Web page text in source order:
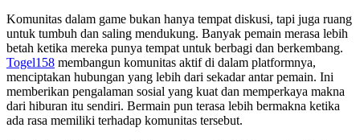
Komunitas dalam game bukan hanya tempat diskusi, tapi juga ruang
untuk tumbuh dan saling mendukung. Banyak pemain merasa lebih
betah ketika mereka punya tempat untuk berbagi dan berkembang.
Togel158 membangun komunitas aktif di dalam platformnya,
menciptakan hubungan yang lebih dari sekadar antar pemain. Ini
memberikan pengalaman sosial yang kuat dan memperkaya makna
dari hiburan itu sendiri. Bermain pun terasa lebih bermakna ketika
ada rasa memiliki terhadap komunitas tersebut.